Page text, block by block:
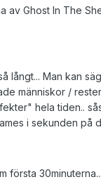
av Ghost In The
långt... Man kan
människor /
hela tiden..
i sekunden på
första